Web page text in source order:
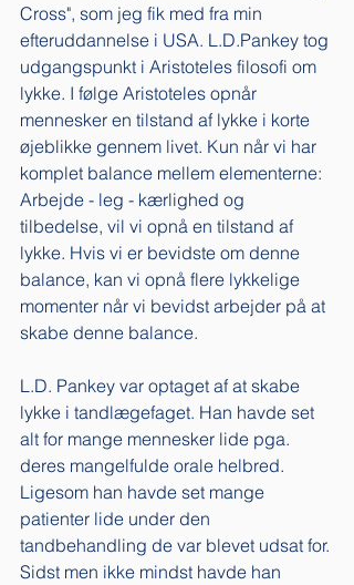
Cross", som jeg fik med fra min
efteruddannelse i USA. L.D.Pankey tog
udgangspunkt i Aristoteles filosofi om
lykke. I følge Aristoteles opnår
mennesker en tilstand af lykke i korte
øjeblikke gennem livet. Kun når vi har
komplet balance mellem elementerne:
Arbejde - leg - kærlighed og
tilbedelse, vil vi opnå en tilstand af
lykke. Hvis vi er bevidste om denne
balance, kan vi opnå flere lykkelige
momenter når vi bevidst arbejder på at
skabe denne balance.
L.D. Pankey var optaget af at skabe
lykke i tandlægefaget. Han havde set
alt for mange mennesker lide pga.
deres mangelfulde orale helbred.
Ligesom han havde set mange
patienter lide under den
tandbehandling de var blevet udsat for.
Sidst men ikke mindst havde han